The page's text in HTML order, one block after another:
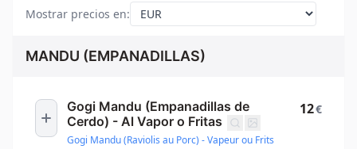
Mostrar precios en:
MANDU (EMPANADILLAS)
Gogi Mandu (Empanadillas de
Cerdo) - Al Vapor o Fritas
Gogi Mandu (Raviolis au Porc) - Vapeur ou Frits
12€